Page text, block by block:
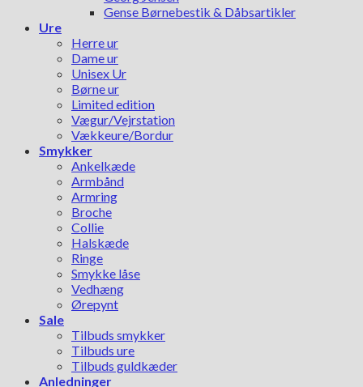
Gense Børnebestik & Dåbsartikler
Ure
Herre ur
Dame ur
Unisex Ur
Børne ur
Limited edition
Vægur/Vejrstation
Vækkeure/Bordur
Smykker
Ankelkæde
Armbånd
Armring
Broche
Collie
Halskæde
Ringe
Smykke låse
Vedhæng
Ørepynt
Sale
Tilbuds smykker
Tilbuds ure
Tilbuds guldkæder
Anledninger